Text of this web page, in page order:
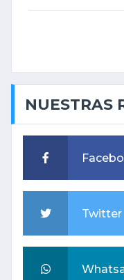
NUESTRAS
Twitter